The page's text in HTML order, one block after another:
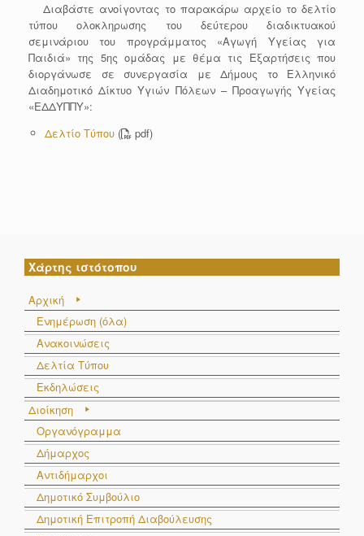
Διαβάστε ανοίγοντας το παρακάρω αρχείο τo δελτίο
τύπου ολοκληρωσης του δεύτερου διαδικτυακού
σεμινάριου του προγράμματος «Αγωγή Υγείας για
Παιδιά» της 5ης ομάδας με θέμα τις Εξαρτήσεις που
διοργάνωσε σε συνεργασία με Δήμους το Ελληνικό
Διαδημοτικό Δίκτυο Υγιών Πόλεων – Προαγωγής Υγείας
«ΕΔΔΥΠΠΥ»:
Δελτίο Τύπου( pdf)
Χάρτης ιστότοπου
Αρχική
Ενημέρωση (όλα)
Ανακοινώσεις
Δελτία Τύπου
Εκδηλώσεις
Διοίκηση
Οργανόγραμμα
Δήμαρχος
Αντιδήμαρχοι
Δημοτικό Συμβούλιο
Δημοτική Επιτροπή Διαβούλευσης